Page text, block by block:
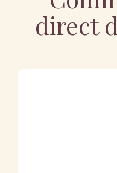
direct